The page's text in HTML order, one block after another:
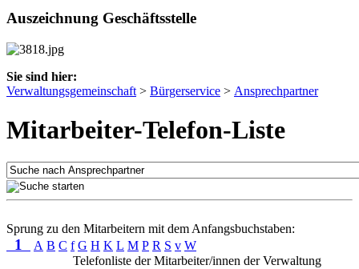
Auszeichnung Geschäftsstelle
Sie sind hier:
Verwaltungsgemeinschaft > Bürgerservice > Ansprechpartner
Mitarbeiter-Telefon-Liste
Sprung zu den Mitarbeitern mit dem Anfangsbuchstaben:
1 A B C f G H K L M P R S v W
Telefonliste der Mitarbeiter/innen der Verwaltung